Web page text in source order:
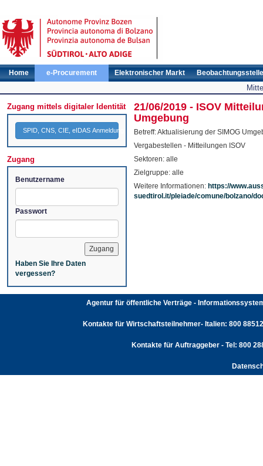
Home e-Procurement Elektronischer Markt Beobachtungsstelle
Zugang mittels digitaler Identität
SPID, CNS, CIE, eIDAS Anmeldung
Zugang
Benutzername
Passwort
Haben Sie Ihre Daten
vergessen?
21/06/2019 - ISOV
Umgebung
Betreff: Aktualisierung der SIMOG
Vergabestellen - Mitteilungen ISOV
Sektoren: alle
Zielgruppe: alle
Weitere Informationen: https://
suedtirol.it/pleiade/comune/bolzano/
Agentur für öffentliche Verträge -
Kontakte für Wirtschaftsteilnehmer- Italien: 800
Kontakte für Auftraggeber - Tel: 800